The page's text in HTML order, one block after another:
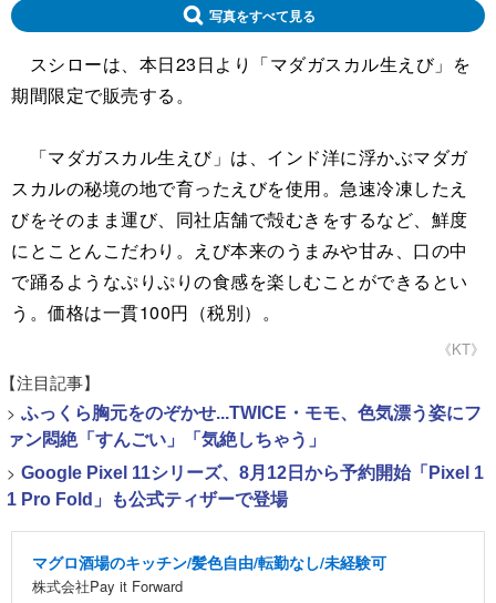
写真をすべて見る
スシローは、本日23日より「マダガスカル生えび」を
期間限定で販売する。
「マダガスカル生えび」は、インド洋に浮かぶマダガ
スカルの秘境の地で育ったえびを使用。急速冷凍したえ
びをそのまま運び、同社店舗で殻むきをするなど、鮮度
にとことんこだわり。えび本来のうまみや甘み、口の中
で踊るようなぷりぷりの食感を楽しむことができるとい
う。価格は一貫100円（税別）。
《KT》
【注目記事】
> ふっくら胸元をのぞかせ...TWICE・モモ、色気漂う姿にフ
ァン悶絶「すんごい」「気絶しちゃう」
> Google Pixel 11シリーズ、8月12日から予約開始「Pixel 1
1 Pro Fold」も公式ティザーで登場
マグロ酒場のキッチン/髪色自由/転勤なし/未経験可
株式会社Pay it Forward